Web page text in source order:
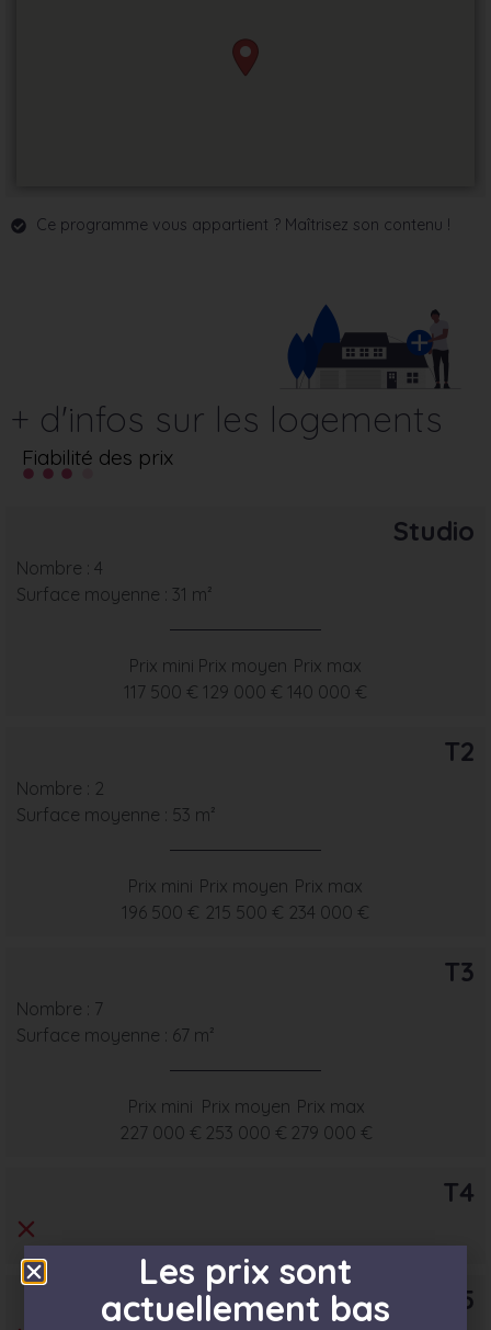
Ce programme vous appartient ? Maîtrisez son contenu !
+ d'infos sur les logements
Fiabilité des prix
Studio
Nombre : 4
Surface moyenne : 31 m²
Prix mini
117 500 €
Prix moyen
129 000 €
Prix max
140 000 €
T2
Nombre : 2
Surface moyenne : 53 m²
Prix mini
196 500 €
Prix moyen
215 500 €
Prix max
234 000 €
T3
Nombre : 7
Surface moyenne : 67 m²
Prix mini
227 000 €
Prix moyen
253 000 €
Prix max
279 000 €
T4
T5
Les prix sont
actuellement bas